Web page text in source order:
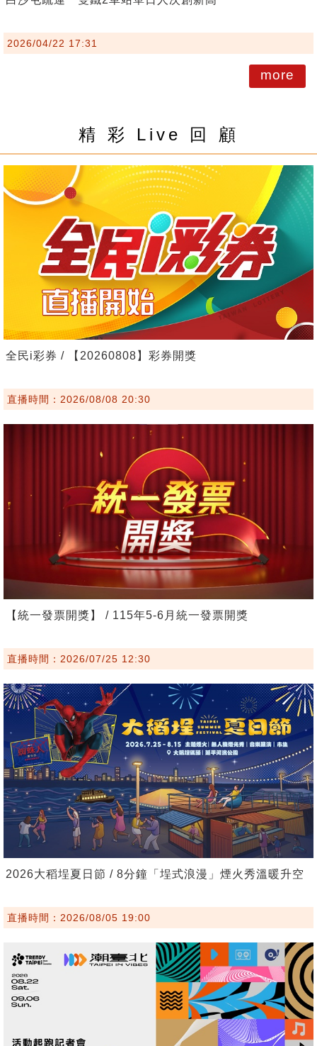
2026/04/22 17:31
more
精 彩 Live 回 顧
全民i彩券 / 【20260808】彩券開獎
直播時間：2026/08/08 20:30
【統一發票開獎】 / 115年5-6月統一發票開獎
直播時間：2026/07/25 12:30
2026大稻埕夏日節 / 8分鐘「埕式浪漫」煙火秀溫暖升空
直播時間：2026/08/05 19:00